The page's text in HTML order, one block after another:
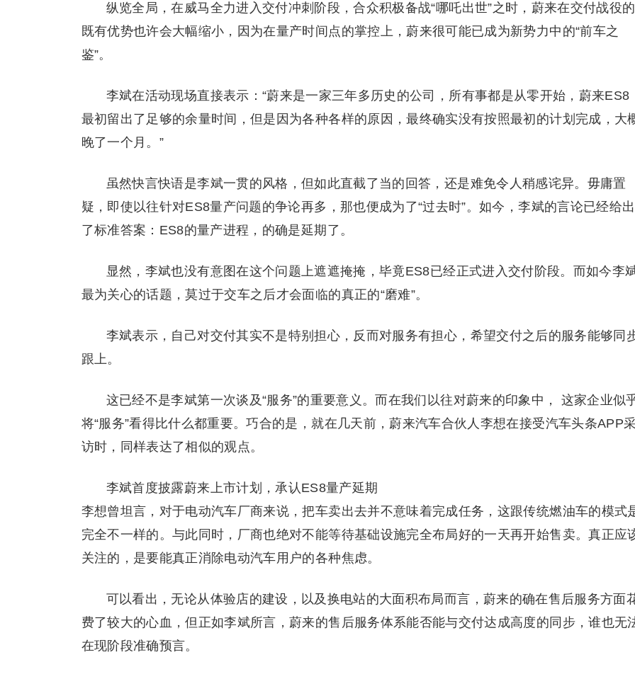
纵览全局，在威马全力进入交付冲刺阶段，合众积极备战“哪吒出世”之时，蔚来在交付战役的
既有优势也许会大幅缩小，因为在量产时间点的掌控上，蔚来很可能已成为新势力中的“前车之
鉴”。
李斌在活动现场直接表示：“蔚来是一家三年多历史的公司，所有事都是从零开始，蔚来ES8
最初留出了足够的余量时间，但是因为各种各样的原因，最终确实没有按照最初的计划完成，大
晚了一个月。”
虽然快言快语是李斌一贯的风格，但如此直截了当的回答，还是难免令人稍感诧异。毋庸置
疑，即使以往针对ES8量产问题的争论再多，那也便成为了“过去时”。如今，李斌的言论已经给出
了标准答案：ES8的量产进程，的确是延期了。
显然，李斌也没有意图在这个问题上遮遮掩掩，毕竟ES8已经正式进入交付阶段。而如今李
最为关心的话题，莫过于交车之后才会面临的真正的“磨难”。
李斌表示，自己对交付其实不是特别担心，反而对服务有担心，希望交付之后的服务能够同
跟上。
这已经不是李斌第一次谈及“服务”的重要意义。而在我们以往对蔚来的印象中， 这家企业似
将“服务”看得比什么都重要。巧合的是，就在几天前，蔚来汽车合伙人李想在接受汽车头条APP
访时，同样表达了相似的观点。
李斌首度披露蔚来上市计划，承认ES8量产延期
李想曾坦言，对于电动汽车厂商来说，把车卖出去并不意味着完成任务，这跟传统燃油车的模式
完全不一样的。与此同时，厂商也绝对不能等待基础设施完全布局好的一天再开始售卖。真正应
关注的，是要能真正消除电动汽车用户的各种焦虑。
可以看出，无论从体验店的建设，以及换电站的大面积布局而言，蔚来的确在售后服务方面
费了较大的心血，但正如李斌所言，蔚来的售后服务体系能否能与交付达成高度的同步，谁也无
在现阶段准确预言。